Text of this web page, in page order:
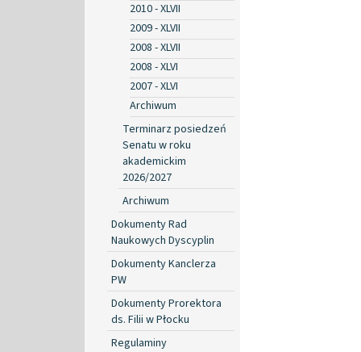
2010 - XLVII
2009 - XLVII
2008 - XLVII
2008 - XLVI
2007 - XLVI
Archiwum
Terminarz posiedzeń
Senatu w roku
akademickim
2026/2027
Archiwum
Dokumenty Rad
Naukowych Dyscyplin
Dokumenty Kanclerza
PW
Dokumenty Prorektora
ds. Filii w Płocku
Regulaminy